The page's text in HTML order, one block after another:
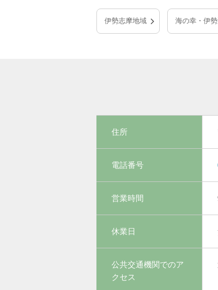
伊勢志摩地域 海の幸・伊
住所
電話番号
営業時間
休業日
公共交通機関でのア
クセス